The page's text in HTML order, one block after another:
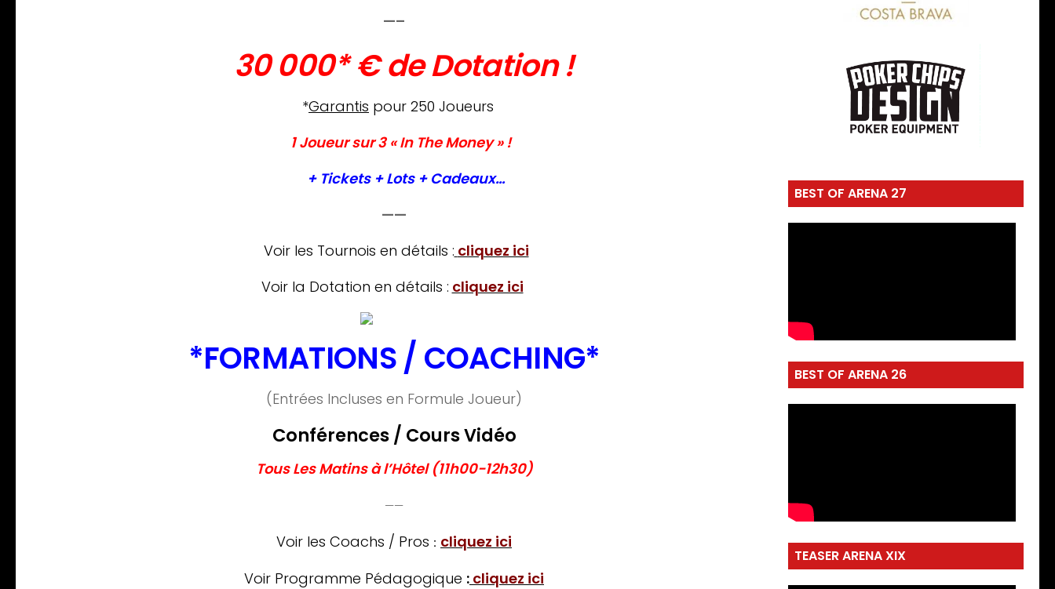
—–
30 000* € de Dotation !
*Garantis pour 250 Joueurs
1 Joueur sur 3 « In The Money » !
+ Tickets + Lots + Cadeaux…
——
Voir les Tournois en détails : cliquez ici
Voir la Dotation en détails : cliquez ici
*FORMATIONS / COACHING*
(Entrées Incluses en Formule Joueur)
Conférences / Cours Vidéo
Tous Les Matins à l’Hôtel (11h00-12h30)
——
Voir les Coachs / Pros : cliquez ici
Voir Programme Pédagogique : cliquez ici
BEST OF ARENA 27
BEST OF ARENA 26
TEASER ARENA XIX